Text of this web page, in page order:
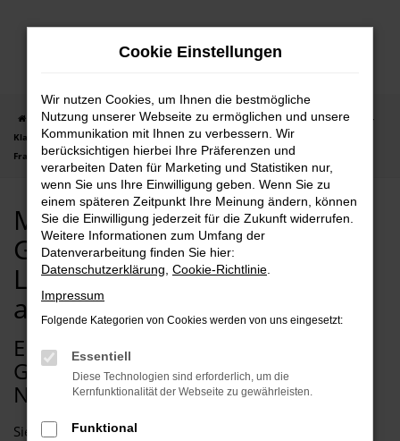
Zum
Startseite Frankfurt am Main Mercedes-Benz
Mercedes-Benz GLC-
Klasse
Mercedes-Benz GLC-Klasse Gebrauchtwagen mit Lieferservice nach
Frankfurt am Main
Mercedes-Benz GLC-Klasse
Gebrauchtwagen mit
Lieferservice nach Frankfurt
am Main
EIN MERCEDES-BENZ GLC-KLASSE
GEBRAUCHTWAGEN PASST PERFEKT
NACH FRANKFURT AM MAIN
Sie benötigen ein neues Auto für Frankfurt am Main und
Cookie Einstellungen
Wir nutzen Cookies, um Ihnen die bestmögliche
Nutzung unserer Webseite zu ermöglichen und unsere
Kommunikation mit Ihnen zu verbessern. Wir
berücksichtigen hierbei Ihre Präferenzen und
verarbeiten Daten für Marketing und Statistiken nur,
wenn Sie uns Ihre Einwilligung geben. Wenn Sie zu
einem späteren Zeitpunkt Ihre Meinung ändern, können
Sie die Einwilligung jederzeit für die Zukunft widerrufen.
Weitere Informationen zum Umfang der
Datenverarbeitung finden Sie hier:
Datenschutzerklärung Cookie-Richtlinie
Impressum
Folgende Kategorien von Cookies werden von uns eingesetzt:
Essentiell
Diese Technologien sind erforderlich, um die
Kernfunktionalität der Webseite zu gewährleisten.
Funktional